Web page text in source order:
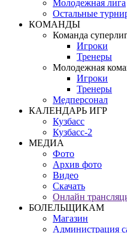
Молодежная лига
Остальные
КОМАНДЫ
Команда
Игроки
Тренеры
Молодежная
Игроки
Тренеры
Медперсонал
КАЛЕНДАРЬ ИГР
Кузбасс
Кузбасс-2
МЕДИА
Фото
Архив фото
Видео
Скачать
Онлайн
БОЛЕЛЬЩИКАМ
Магазин
Администрация